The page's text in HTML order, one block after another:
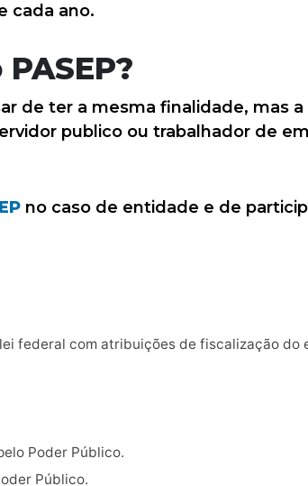
cada ano.
de ter a mesma finalidade, mas a
publico ou trabalhador de
no caso de entidade e de
federal com atribuições de fiscalização do
Poder Público.
Público.